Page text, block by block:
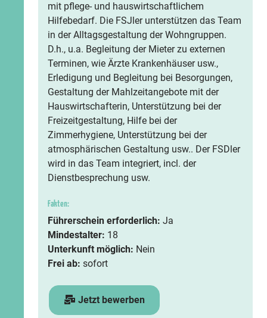
mit pflege- und hauswirtschaftlichem
Hilfebedarf. Die FSJler unterstützen das Team
in der Alltagsgestaltung der Wohngruppen.
D.h., u.a. Begleitung der Mieter zu externen
Terminen, wie Ärzte Krankenhäuser usw.,
Erledigung und Begleitung bei Besorgungen,
Gestaltung der Mahlzeitangebote mit der
Hauswirtschafterin, Unterstützung bei der
Freizeitgestaltung, Hilfe bei der
Zimmerhygiene, Unterstützung bei der
atmosphärischen Gestaltung usw.. Der FSDler
wird in das Team integriert, incl. der
Dienstbesprechung usw.
Fakten:
Führerschein erforderlich: Ja
Mindestalter: 18
Unterkunft möglich: Nein
Frei ab: sofort
Jetzt bewerben